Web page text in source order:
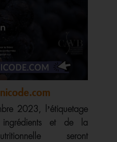
2023, l’étiquetage
et de la
seront